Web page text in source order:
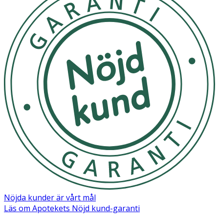
Aqua, C12-15 Alkyl Benzoate, Polyglyceryl-3 Dicitrate/
Stearate, Silica, Caprylic/Capric Triglyceride, Octyldodecyl
Myristate, Cetearyl Alcohol, CI 77891, MICA, Hydroxyethyl
Acrylate/Sodium Acryloyldimethyl Taurate Copolymer,
Avena Sativa Kernel Oil, Jojoba Esters, Parfum, Glycerin,
Glyceryl Stearate, CI 77491, Sodium Benzoate, Potassium
Sorbate, Xanthan Gum, Tocopheryl Acetate, Citric Acid,
Polysorbate 60, Sorbitan Isostearate, CI 77499, Humulus
Lupulus Extract, Tocopherol, Sodium Citrate
Nöjda kunder är vårt mål
Läs om Apotekets Nöjd kund-garanti